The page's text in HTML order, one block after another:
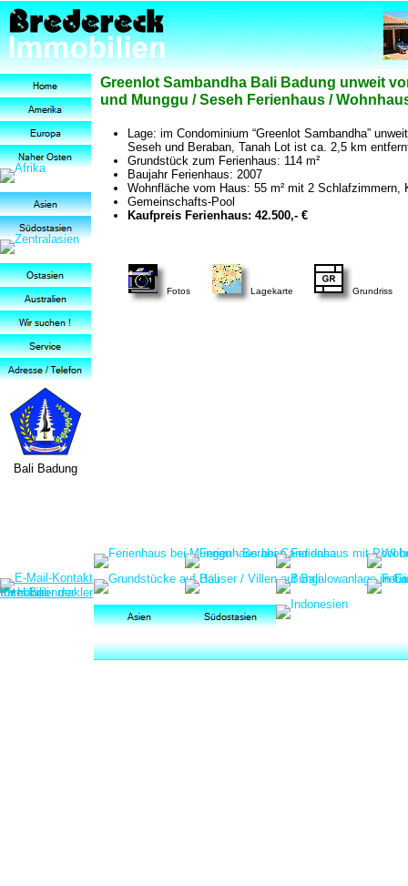
Greenlot Sambandha Bali Badung unweit
und Munggu / Seseh Ferienhaus /
Lage: im Condominium “Greenlot Sambandha”
Seseh und Beraban, Tanah Lot ist ca. 2,5 km
Grundstück zum Ferienhaus: 114 m²
Baujahr Ferienhaus: 2007
Wohnfläche vom Haus: 55 m² mit 2 Schlafzimmern,
Gemeinschafts-Pool
Kaufpreis Ferienhaus: 42.500,- €
Fotos Lagekarte Grundriss
Bali Badung